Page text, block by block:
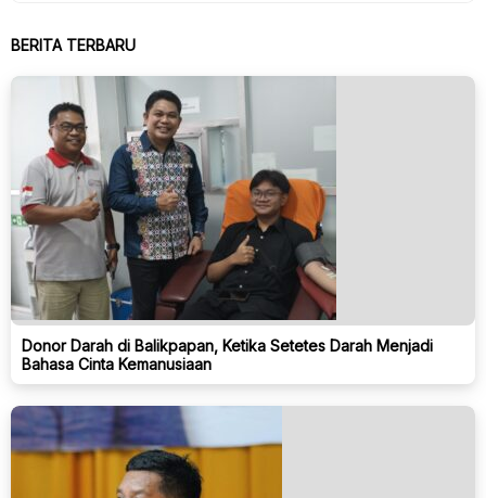
BERITA TERBARU
Donor Darah di Balikpapan, Ketika Setetes Darah Menjadi
Bahasa Cinta Kemanusiaan